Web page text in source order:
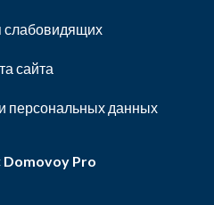
слабовидящих
сайта
персональных данных
Domovoy Pro